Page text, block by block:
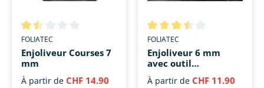
Note moyenne de 1.5 sur 5 étoiles
FOLIATEC
Enjoliveur Courses 7
mm
À partir de CHF 14.90
Note moyenne de 3.4 sur 5
FOLIATEC
Enjoliveur 6 mm
avec outil
Assemblée.
À partir de CHF 11.90